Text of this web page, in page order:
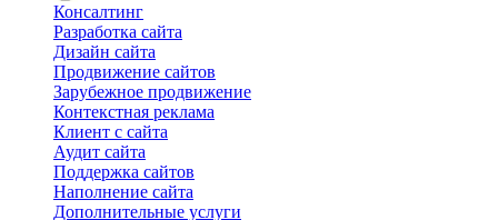
Консалтинг
Разработка сайта
Дизайн сайта
Продвижение сайтов
Зарубежное продвижение
Контекстная реклама
Клиент с сайта
Аудит сайта
Поддержка сайтов
Наполнение сайта
Дополнительные услуги